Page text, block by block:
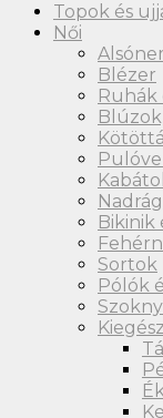
Topok és
Női
Blézer
Ruhák
Sortok
Pólók